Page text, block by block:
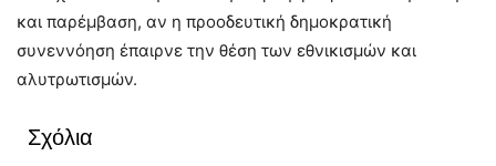
και παρέμβαση, αν η προοδευτική δημοκρατική
συνεννόηση έπαιρνε την θέση των εθνικισμών και
αλυτρωτισμών.
Σχόλια